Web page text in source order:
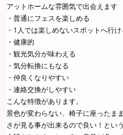
アットホームな雰囲気で出会えます
・普通にフェスを楽しめる
・1人では楽しめないスポットへ行け
・健康的
・観光気分が味わえる
・気分転換にもなる
・仲良くなりやすい
・連絡交換がしやすい
こんな特徴があります。
景色が変わらない、椅子に座ったま
さが見る事が出来るので良い！とい